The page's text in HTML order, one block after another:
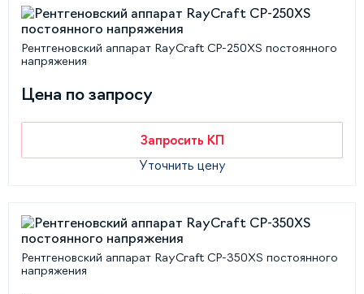
Рентгеновский аппарат RayCraft CP-250XS постоянного
напряжения
Цена по запросу
Запросить КП
Уточнить цену
Рентгеновский аппарат RayCraft CP-350XS постоянного
напряжения